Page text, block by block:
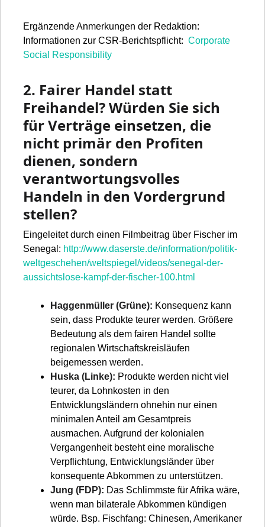
Ergänzende Anmerkungen der Redaktion:
Informationen zur CSR-Berichtspflicht: Corporate
Social Responsibility
2. Fairer Handel statt
Freihandel? Würden Sie sich
für Verträge einsetzen, die
nicht primär den Profiten
dienen, sondern
verantwortungsvolles
Handeln in den Vordergrund
stellen?
Eingeleitet durch einen Filmbeitrag über Fischer im
Senegal: http://www.daserste.de/information/politik-
weltgeschehen/weltspiegel/videos/senegal-der-
aussichtslose-kampf-der-fischer-100.html
Haggenmüller (Grüne): Konsequenz kann
sein, dass Produkte teurer werden. Größere
Bedeutung als dem fairen Handel sollte
regionalen Wirtschaftskreisläufen
beigemessen werden.
Huska (Linke): Produkte werden nicht viel
teurer, da Lohnkosten in den
Entwicklungsländern ohnehin nur einen
minimalen Anteil am Gesamtpreis
ausmachen. Aufgrund der kolonialen
Vergangenheit besteht eine moralische
Verpflichtung, Entwicklungsländer über
konsequente Abkommen zu unterstützen.
Jung (FDP): Das Schlimmste für Afrika wäre,
wenn man bilaterale Abkommen kündigen
würde. Bsp. Fischfang: Chinesen, Amerikaner